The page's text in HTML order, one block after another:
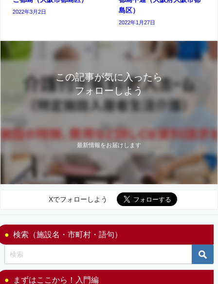
2022年3月2日
島区）
2022年1月27日
この記事が気に入ったら
フォローしよう
最新情報をお届けします
Xでフォローしよう
検索（施設名・市町村・語句）
まずはここから！入門編